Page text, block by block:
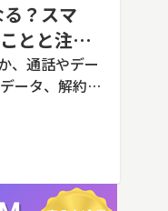
？スマ
とと注意
、通話やデー
ータ、解約や
さらに法人・